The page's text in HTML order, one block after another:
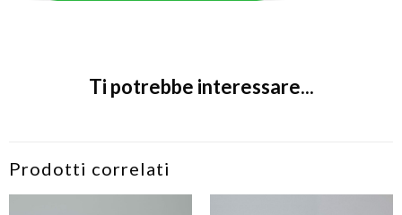
Ti potrebbe interessare...
Prodotti correlati